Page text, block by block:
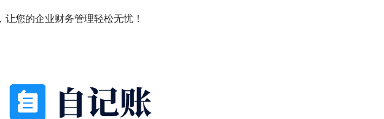
您的企业财务管理轻松无忧！